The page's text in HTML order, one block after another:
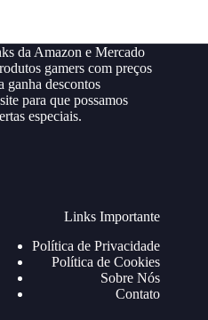
da Amazon e Mercado
gamers com preços
ganha descontos
para que possamos
especiais.
Links Importante
Política de Privacidade
Política de Cookies
Sobre Nós
Contato